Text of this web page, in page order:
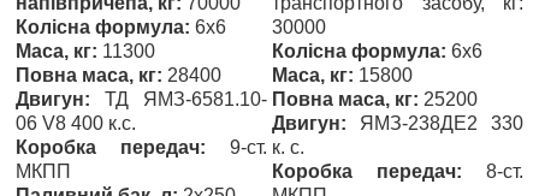
Колісна формула: 6x6
Маса, кг: 11300
Повна маса, кг: 28400
Двигун: ТД ЯМЗ-6581.10-
06 V8 400 к.с.
Коробка передач: 9-ст.
МКПП
30000
Колісна формула: 6х6
Маса, кг: 15800
Повна маса, кг: 25200
Двигун: ЯМЗ-238ДЕ2 330
к. с.
Коробка передач: 8-ст.